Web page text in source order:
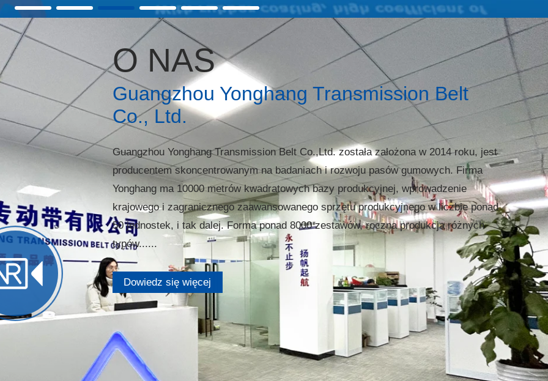
O NAS
Guangzhou Yonghang Transmission Belt
Co., Ltd.
Guangzhou Yonghang Transmission Belt Co.,Ltd. została założona w 2014 roku, jest
producentem skoncentrowanym na badaniach i rozwoju pasów gumowych. Firma
Yonghang ma 10000 metrów kwadratowych bazy produkcyjnej, wprowadzenie
krajowego i zagranicznego zaawansowanego sprzętu produkcyjnego w liczbie ponad
50 jednostek, i tak dalej. Forma ponad 8000 zestawów, roczna produkcja różnych
typów......
Dowiedz się więcej